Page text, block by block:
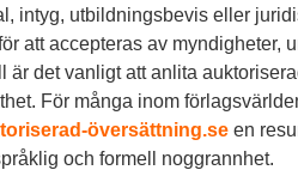
intyg, utbildningsbevis eller
att accepteras av myndigheter,
är det vanligt att anlita
För många inom
översättning.se en
och formell noggrannhet.